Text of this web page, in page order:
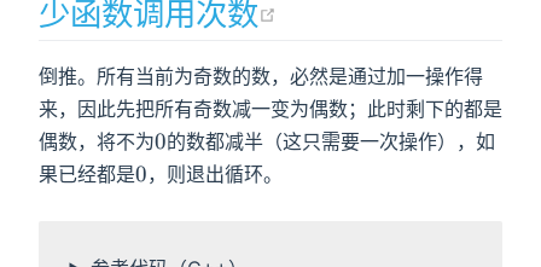
少函数调用次数
倒推。所有当前为奇数的数，必然是通过加一操作得
来，因此先把所有奇数减一变为偶数；此时剩下的都是
偶数，将不为0
0的数都减半（这只需要一次操作），如
果已经都是0
0，则退出循环。